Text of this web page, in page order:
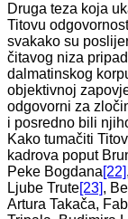
Druga teza koja
Titovu
svakako su
čitavog niza
dalmatinskog
objektivnoj
odgovorni za
i posredno bili
Kako tumačiti
kadrova poput
Peke Bogdana[22]
Ljube Trute[23],
Artura Takača,